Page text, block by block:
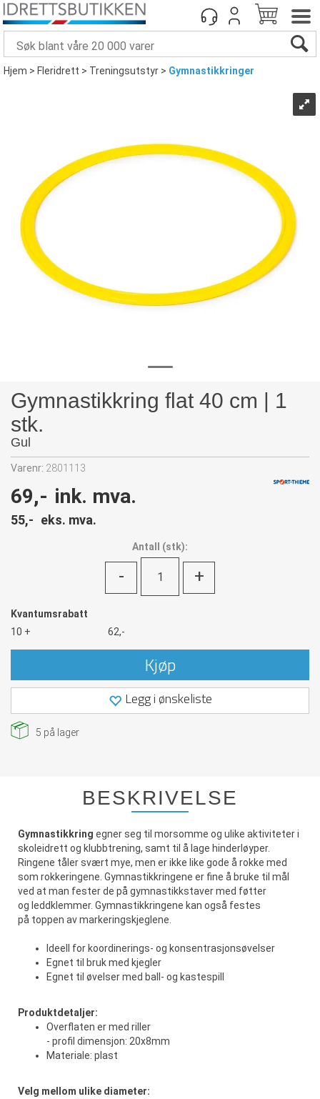
Hjem>Fleridrett>Treningsutstyr>Gymnastikkringer
Gymnastikkring flat 40 cm | 1
stk.
Gul
Varenr: 2801113
69,- ink. mva.
55,- eks. mva.
Antall (stk):
- +
Kvantumsrabatt
10 +
62,-
Kjøp
Legg i ønskeliste
5 på lager
BESKRIVELSE
Gymnastikkring egner seg til morsomme og ulike aktiviteter i
skoleidrett og klubbtrening, samt til å lage hinderløyper.
Ringene tåler svært mye, men er ikke like gode å rokke med
som rokkeringene. Gymnastikkringene er fine å bruke til mål
ved at man fester de på gymnastikkstaver med føtter
og leddklemmer. Gymnastikkringene kan også festes
på toppen av markeringskjeglene.
Ideell for koordinerings- og konsentrasjonsøvelser
Egnet til bruk med kjegler
Egnet til øvelser med ball- og kastespill
Produktdetaljer:
Overflaten er med riller
- profil dimensjon: 20x8mm
Materiale: plast
Velg mellom ulike diameter: